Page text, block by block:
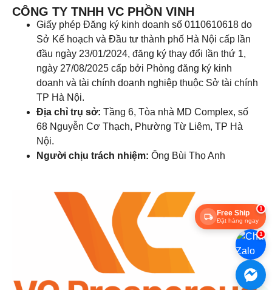
CÔNG TY TNHH VC PHỒN VINH
Giấy phép Đăng ký kinh doanh số 0110610618 do
Sở Kế hoạch và Đầu tư thành phố Hà Nội cấp lần
đầu ngày 23/01/2024, đăng ký thay đổi lần thứ 1,
ngày 27/08/2025 cấp bởi Phòng đăng ký kinh
doanh và tài chính doanh nghiệp thuộc Sở tài chính
TP Hà Nội.
Địa chỉ trụ sở: Tầng 6, Tòa nhà MD Complex, số
68 Nguyễn Cơ Thạch, Phường Từ Liêm, TP Hà
Nội.
Người chịu trách nhiệm: Ông Bùi Thọ Anh
1
Free Ship
Đặt hàng ngay
1